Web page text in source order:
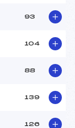
93
104
88
139
126